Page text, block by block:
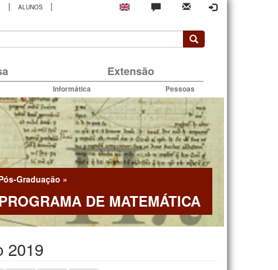
| ALUNOS |
Extensão
Informática Pessoas
Graduação »
DE MATEMÁTICA
2019